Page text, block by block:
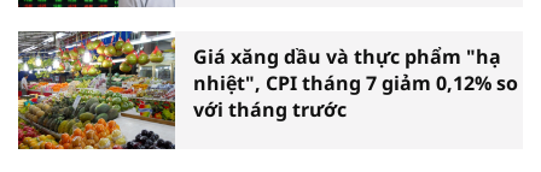
Giá xăng dầu và thực phẩm "hạ
nhiệt", CPI tháng 7 giảm 0,12% so
với tháng trước